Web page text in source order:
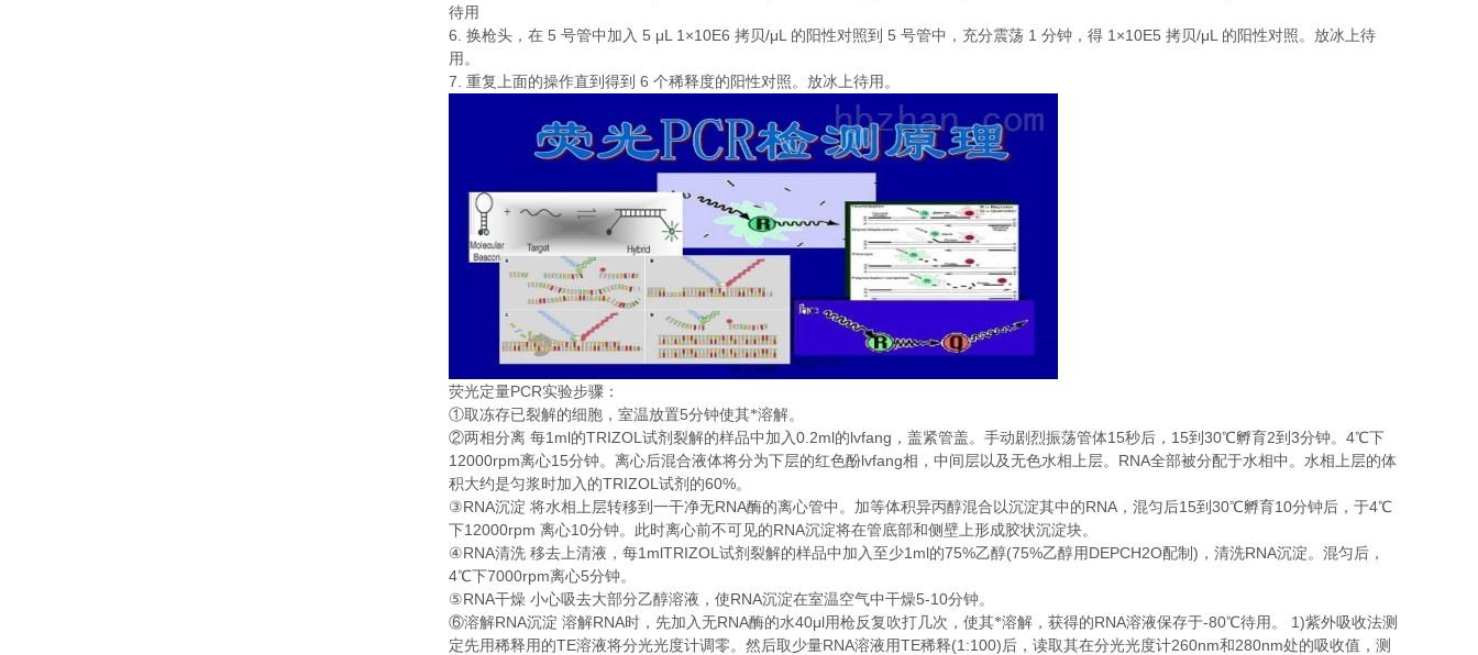
待用
6. 换枪头，在 5 号管中加入 5 μL 1×10E6 拷贝/μL 的阳性对照到 5 号管中，充分震荡 1 分钟，得 1×10E5 拷贝/μL 的阳性对照。放冰上待
用。
7. 重复上面的操作直到得到 6 个稀释度的阳性对照。放冰上待用。
荧光定量PCR实验步骤：
①取冻存已裂解的细胞，室温放置5分钟使其*溶解。
②两相分离 每1ml的TRIZOL 试剂裂解的样品中加入0.2ml的lvfang ，盖紧管盖。手动剧烈振荡管体15秒后， 15到 30℃孵育2到 3分钟。 4℃下
12000rpm离心15分钟。离心后混合液体将分为下层的红色酚lvfang相，中间层以及无色水相上层。 RNA全部被分配于水相中。水相上层的体
积大约是匀浆时加入的TRIZOL 试剂的60%。
③RNA沉淀 将水相上层转移到一干净无RNA酶的离心管中。加等体积异丙醇混合以沉淀其中的RNA ，混匀后15到 30℃孵育10分钟后，于4℃
下12000rpm 离心10分钟。此时离心前不可见的RNA沉淀将在管底部和侧壁上形成胶状沉淀块。
④RNA清洗 移去上清液，每1mlTRIZOL 试剂裂解的样品中加入至少1ml的75%乙醇(75%乙醇用 DEPCH2O配制 ) ，清洗RNA沉淀。混匀后，
4℃下7000rpm离心5分钟。
⑤RNA干燥 小心吸去大部分乙醇溶液，使RNA沉淀在室温空气中干燥5-10分钟。
⑥溶解RNA沉淀 溶解RNA时，先加入无RNA酶的水40μl用枪反复吹打几次，使其*溶解，获得的RNA溶液保存于-80℃待用。 1)紫外吸收法测
定先用稀释用的TE溶液将分光光度计调零。然后取少量RNA溶液用TE稀释(1:100)后，读取其在分光光度计260nm和 280nm处的吸收值，测